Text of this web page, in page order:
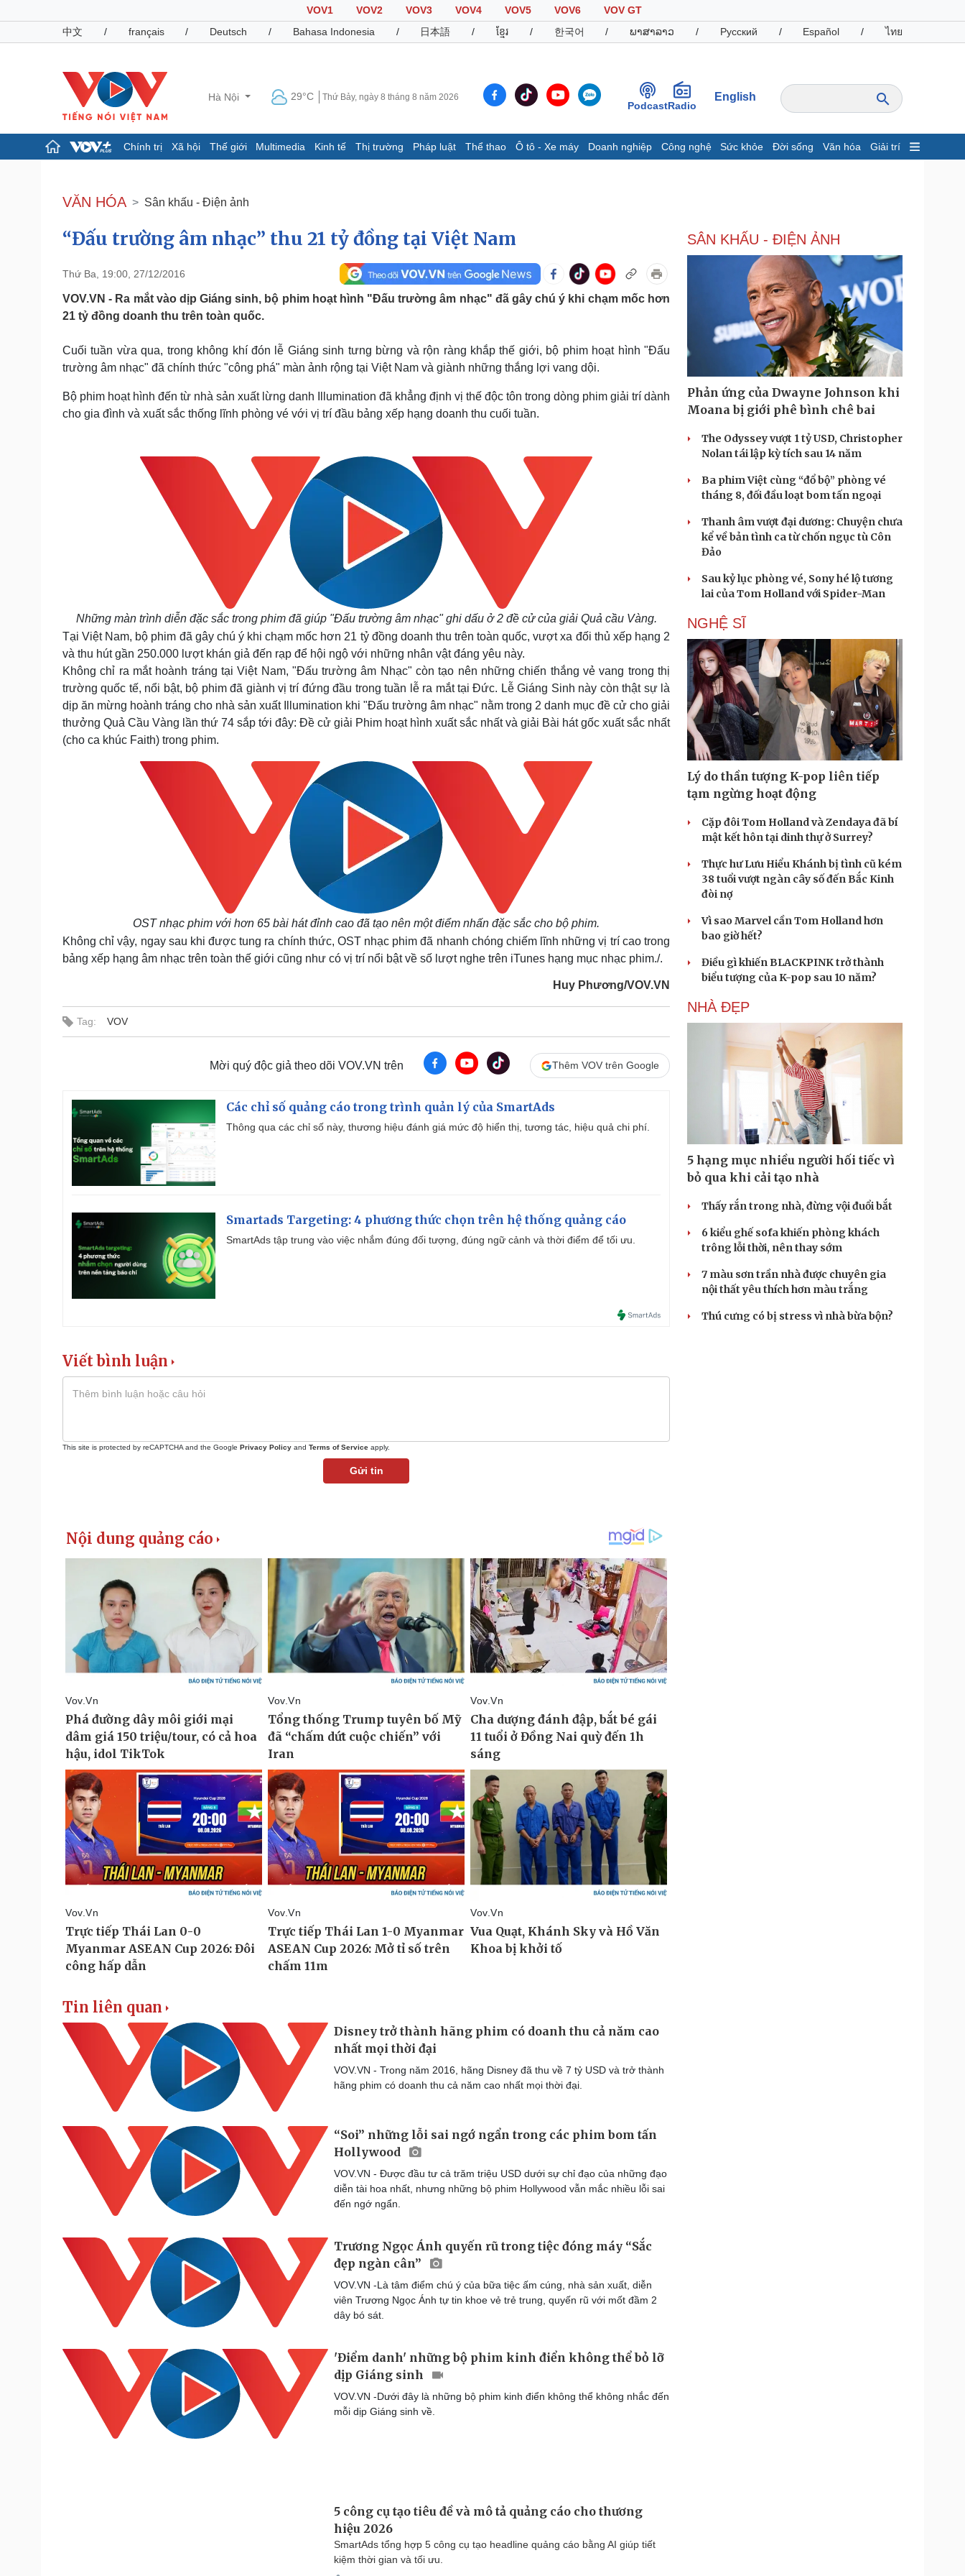
VOV1 VOV2 VOV3 VOV4 VOV5 VOV6
VOV GT
中文
/ français / Deutsch / Bahasa Indonesia / 日本語 / ខ្មែរ / 한국어 / ພາສາລາວ / Русский / Español / ไทย
Hà Nội 29°C Thứ Bảy, ngày 8 tháng 8 năm 2026
PodcastRadio
English
Chính trị Xã hội Thế giới Multimedia Kinh tế Thị trường Pháp luật Thể thao Ô tô - Xe máy Doanh nghiệp Công nghệ Sức khỏe Đời sống Văn hóa Giải trí
Đảng
Tổ chức nhân sự
Quốc hội
Nhận diện sự thật
Tin 24h
Dự báo thời tiết
Dấu ấn VOV
Hồ sơ
Infographic
Chứng khoán
Giá cà phê
Pháp luật
Vụ án
Tư vấn luật
Quân sự - Quốc phòng
Vũ khí
Phân tích
Thể thao
Thế giới thể thao
eSports
Hậu trường
Ô tô - Xe máy
Tư vấn
Doanh nghiệp
Doanh nghiệp 24h
Doanh nhân
Vì cộng đồng
Công nghệ
Sành điệu
Tin Công nghệ
Trải nghiệm
Chuyển đổi số
Sức khỏe
Dinh dưỡng - món ngon
Đời sống
Nhà đẹp
Văn hóa
Sân khấu - Điện ảnh
Giải trí
Nghệ sĩ
Du lịch
Podcast
Đọc truyện đêm khuya
Cửa sổ tình yêu
Hạt giống tâm hồn
VĂN HÓA Sân khấu - Điện ảnh
“Đấu trường âm nhạc” thu 21 tỷ đồng tại Việt Nam
Thứ Ba, 19:00, 27/12/2016
VOV.VN - Ra mắt vào dịp Giáng sinh, bộ phim hoạt hình "Đấu trường âm nhạc" đã gây chú ý khi chạm mốc hơn
21 tỷ đồng doanh thu trên toàn quốc.
Cuối tuần vừa qua, trong không khí đón lễ Giáng sinh tưng bừng và rộn ràng khắp thế giới, bộ phim hoạt hình "Đấu
trường âm nhạc" đã chính thức "công phá" màn ảnh rộng tại Việt Nam và giành những thắng lợi vang dội.
Bộ phim hoạt hình đến từ nhà sản xuất lừng danh Illumination đã khẳng định vị thế độc tôn trong dòng phim giải trí dành
cho gia đình và xuất sắc thống lĩnh phòng vé với vị trí đầu bảng xếp hạng doanh thu cuối tuần.
Những màn trình diễn đặc sắc trong phim đã giúp "Đấu trường âm nhạc" ghi dấu ở 2 đề cử của giải Quả cầu Vàng.
Tại Việt Nam, bộ phim đã gây chú ý khi chạm mốc hơn 21 tỷ đồng doanh thu trên toàn quốc,vượt xa đối thủ xếp hạng 2
và thu hút gần 250.000 lượt khán giả đến rạp để hội ngộ với những nhân vật đáng yêu này.
Không chỉ ra mắt hoành tráng tại Việt Nam, "Đấu trường âm Nhạc" còn tạo nên những chiến thắng vẻ vang trong thị
trường quốc tế, nổi bật, bộ phim đã giành vị trí đứng đầu trong tuần lễ ra mắt tại Đức. Lễ Giáng Sinh này còn thật sự là
dịp ăn mừng hoành tráng cho nhà sản xuất Illumination khi "Đấu trường âm nhạc" nằm trong 2 danh mục đề cử cho giải
thưởng Quả Cầu Vàng lần thứ 74 sắp tới đây: Đề cử giải Phim hoạt hình xuất sắc nhất và giải Bài hát gốc xuất sắc nhất
(cho ca khúc Faith) trong phim.
OST nhạc phim với hơn 65 bài hát đỉnh cao đã tạo nên một điểm nhấn đặc sắc cho bộ phim.
Không chỉ vậy, ngay sau khi được tung ra chính thức, OST nhạc phim đã nhanh chóng chiếm lĩnh những vị trí cao trong
bảng xếp hạng âm nhạc trên toàn thế giới cũng như có vị trí nổi bật về số lượt nghe trên iTunes hạng mục nhạc phim./.
Huy Phương/VOV.VN
Tag: VOV
Mời quý độc giả theo dõi VOV.VN trên Thêm VOV trên Google
Các chỉ số quảng cáo trong trình quản lý của SmartAds
Thông qua các chỉ số này, thương hiệu đánh giá mức độ hiển thị, tương tác, hiệu quả chi phí.
Smartads Targeting: 4 phương thức chọn trên hệ thống quảng cáo
SmartAds tập trung vào việc nhắm đúng đối tượng, đúng ngữ cảnh và thời điểm để tối ưu.
Viết bình luận
This site is protected by reCAPTCHA and the Google Privacy Policy and Terms of Service apply.
Gửi tin
Tin liên quan
Disney trở thành hãng phim có doanh thu cả năm cao
nhất mọi thời đại
VOV.VN - Trong năm 2016, hãng Disney đã thu về 7 tỷ USD và trở thành
hãng phim có doanh thu cả năm cao nhất mọi thời đại.
“Soi” những lỗi sai ngớ ngẩn trong các phim bom tấn
Hollywood
VOV.VN - Được đầu tư cả trăm triệu USD dưới sự chỉ đạo của những đạo
diễn tài hoa nhất, nhưng những bộ phim Hollywood vẫn mắc nhiều lỗi sai
đến ngớ ngẩn.
Trương Ngọc Ánh quyến rũ trong tiệc đóng máy “Sắc
đẹp ngàn cân”
VOV.VN -Là tâm điểm chú ý của bữa tiệc ấm cúng, nhà sản xuất, diễn
viên Trương Ngọc Ánh tự tin khoe vẻ trẻ trung, quyến rũ với mốt đầm 2
dây bó sát.
'Điểm danh' những bộ phim kinh điển không thể bỏ lỡ
dịp Giáng sinh
VOV.VN -Dưới đây là những bộ phim kinh điển không thể không nhắc đến
mỗi dịp Giáng sinh về.
5 công cụ tạo tiêu đề và mô tả quảng cáo cho thương
hiệu 2026
SmartAds tổng hợp 5 công cụ tạo headline quảng cáo bằng AI giúp tiết
kiệm thời gian và tối ưu.
SÂN KHẤU - ĐIỆN ẢNH
Phản ứng của Dwayne Johnson khi
Moana bị giới phê bình chê bai
The Odyssey vượt 1 tỷ USD, Christopher
Nolan tái lập kỳ tích sau 14 năm
Ba phim Việt cùng “đổ bộ” phòng vé
tháng 8, đối đầu loạt bom tấn ngoại
Thanh âm vượt đại dương: Chuyện chưa
kể về bản tình ca từ chốn ngục tù Côn
Đảo
Sau kỷ lục phòng vé, Sony hé lộ tương
lai của Tom Holland với Spider-Man
NGHỆ SĨ
Lý do thần tượng K-pop liên tiếp
tạm ngừng hoạt động
Cặp đôi Tom Holland và Zendaya đã bí
mật kết hôn tại dinh thự ở Surrey?
Thực hư Lưu Hiểu Khánh bị tình cũ kém
38 tuổi vượt ngàn cây số đến Bắc Kinh
đòi nợ
Vì sao Marvel cần Tom Holland hơn
bao giờ hết?
Điều gì khiến BLACKPINK trở thành
biểu tượng của K-pop sau 10 năm?
NHÀ ĐẸP
5 hạng mục nhiều người hối tiếc vì
bỏ qua khi cải tạo nhà
Thấy rắn trong nhà, đừng vội đuổi bắt
6 kiểu ghế sofa khiến phòng khách
trông lỗi thời, nên thay sớm
7 màu sơn trần nhà được chuyên gia
nội thất yêu thích hơn màu trắng
Thú cưng có bị stress vì nhà bừa bộn?